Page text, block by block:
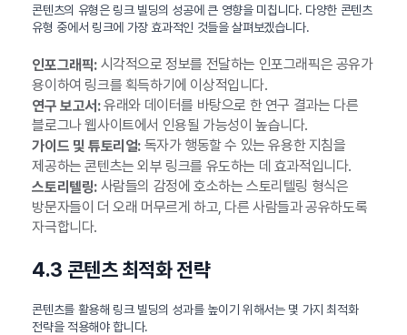
콘텐츠의 유형은 링크 빌딩의 성공에 큰 영향을 미칩니다. 다양한 콘텐츠
유형 중에서 링크에 가장 효과적인 것들을 살펴보겠습니다.
인포그래픽:시각적으로 정보를 전달하는 인포그래픽은 공유가
용이하여 링크를 획득하기에 이상적입니다.
연구 보고서:유래와 데이터를 바탕으로 한 연구 결과는 다른
블로그나 웹사이트에서 인용될 가능성이 높습니다.
가이드 및 튜토리얼:독자가 행동할 수 있는 유용한 지침을
제공하는 콘텐츠는 외부 링크를 유도하는 데 효과적입니다.
스토리텔링:사람들의 감정에 호소하는 스토리텔링 형식은
방문자들이 더 오래 머무르게 하고, 다른 사람들과 공유하도록
자극합니다.
4.3 콘텐츠 최적화 전략
콘텐츠를 활용해 링크 빌딩의 성과를 높이기 위해서는 몇 가지 최적화
전략을 적용해야 합니다.